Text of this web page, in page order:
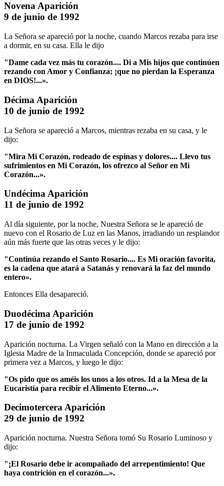
Novena Aparición
9 de junio de 1992
La Señora se apareció por la noche, cuando Marcos rezaba para irse
a dormir, en su casa. Ella le dijo
"Dame cada vez más tu corazón.... Di a Mis hijos que continúen
rezando con Amor y Confianza; ¡que no pierdan la Esperanza
en DIOS!...».
Décima Aparición
10 de junio de 1992
La Señora se apareció a Marcos, mientras rezaba en su casa, y le
dijo:
"Mira Mi Corazón, rodeado de espinas y dolores.... Llevo tus
sufrimientos en Mi Corazón, los ofrezco al Señor en Mi
Corazón...».
Undécima Aparición
11 de junio de 1992
Al día siguiente, por la noche, Nuestra Señora se le apareció de
nuevo con el Rosario de Luz en las Manos, irradiando un resplandor
aún más fuerte que las otras veces y le dijo:
"Continúa rezando el Santo Rosario.... Es Mi oración favorita,
es la cadena que atará a Satanás y renovará la faz del mundo
entero».
Entonces Ella desapareció.
Duodécima Aparición
17 de junio de 1992
Aparición nocturna. La Virgen señaló con la Mano en dirección a la
Iglesia Madre de la Inmaculada Concepción, donde se apareció por
primera vez a Marcos, y luego le dijo:
"Os pido que os améis los unos a los otros. Id a la Mesa de la
Eucaristía para recibir el Alimento Eterno...».
Decimotercera Aparición
29 de junio de 1992
Aparición nocturna. Nuestra Señora tomó Su Rosario Luminoso y
dijo:
"¡El Rosario debe ir acompañado del arrepentimiento! Que
haya contrición en el corazón...».